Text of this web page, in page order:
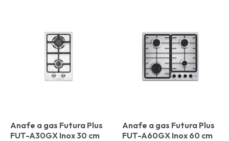
Anafe a gas Futura Plus
FUT-A30GX Inox 30 cm
Anafe a gas Futura Plus
FUT-A60GX Inox 60 cm